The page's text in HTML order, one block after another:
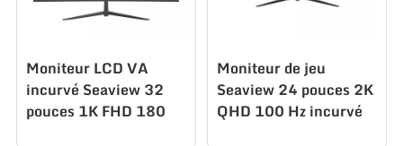
Moniteur LCD VA
incurvé Seaview 32
pouces 1K FHD 180
Moniteur de jeu
Seaview 24 pouces 2K
QHD 100 Hz incurvé